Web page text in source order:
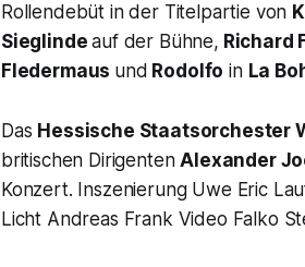
Rollendebüt in der Titelpartie von
Sieglinde auf der Bühne, Richard
Fledermaus und Rodolfo in La
Das Hessische Staatsorchester
britischen DirigentenAlexander
Konzert. Inszenierung Uwe Eric
Licht Andreas Frank Video Falko